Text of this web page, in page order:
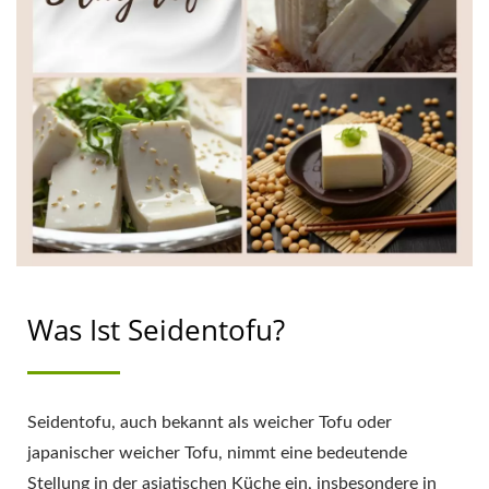
Erfolg zu begleiten.
Was Ist Seidentofu?
Seidentofu, auch bekannt als weicher Tofu oder
japanischer weicher Tofu, nimmt eine bedeutende
Stellung in der asiatischen Küche ein, insbesondere in